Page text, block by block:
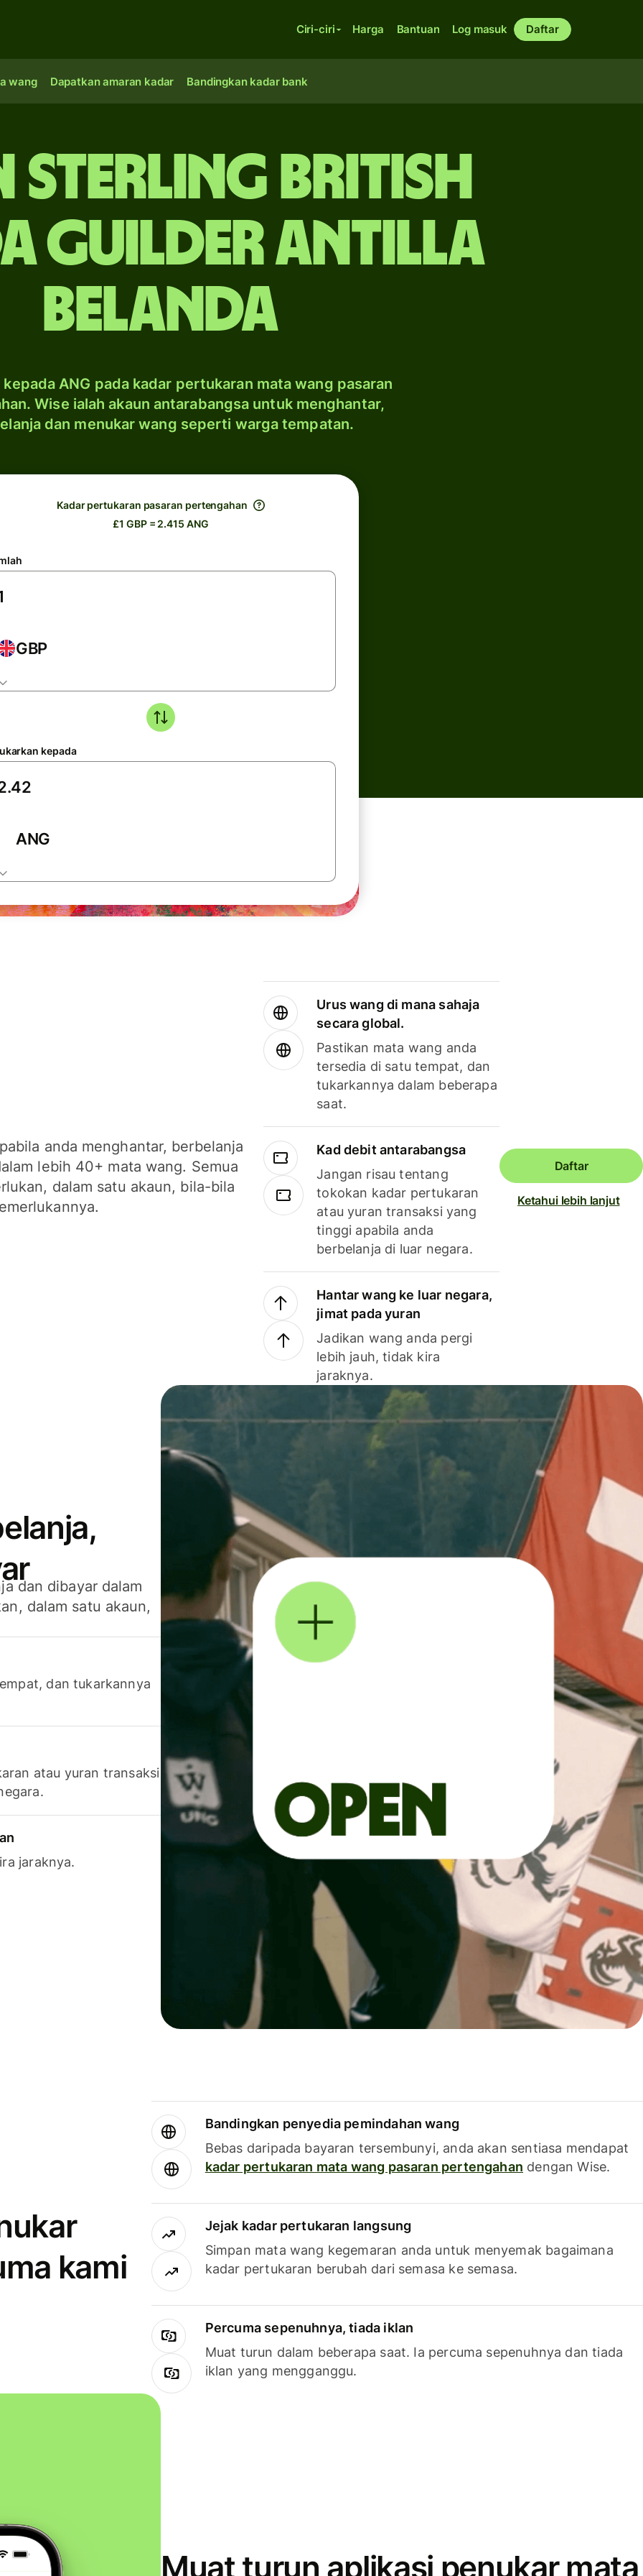
Ciri-ciri Harga Bantuan Log masuk Daftar
wang Dapatkan amaran kadar Bandingkan kadar bank
sterling British
guilder Antilla
Belanda
kepada ANG pada kadar pertukaran mata wang pasaran
Wise ialah akaun antarabangsa untuk menghantar,
dan menukar wang seperti warga tempatan.
Kadar pertukaran pasaran pertengahan
£1 GBP = 2.415 ANG
GBP
kepada
ANG
anda menghantar, berbelanja
lebih 40+ mata wang. Semua
dalam satu akaun, bila-bila
Urus wang di mana sahaja
secara global.
Pastikan mata wang anda
tersedia di satu tempat, dan
tukarkannya dalam beberapa
saat.
Kad debit antarabangsa
Jangan risau tentang
tokokan kadar pertukaran
atau yuran transaksi yang
tinggi apabila anda
berbelanja di luar negara.
Hantar wang ke luar negara,
jimat pada yuran
Jadikan wang anda pergi
lebih jauh, tidak kira
jaraknya.
Daftar
Ketahui lebih lanjut
dan dibayar dalam
dalam satu akaun,
dan tukarkannya
atau yuran transaksi
jaraknya.
kami
Bandingkan penyedia pemindahan wang
Bebas daripada bayaran tersembunyi, anda akan sentiasa mendapat
kadar pertukaran mata wang pasaran pertengahan dengan Wise.
Jejak kadar pertukaran langsung
Simpan mata wang kegemaran anda untuk menyemak bagaimana
kadar pertukaran berubah dari semasa ke semasa.
Percuma sepenuhnya, tiada iklan
Muat turun dalam beberapa saat. Ia percuma sepenuhnya dan tiada
iklan yang mengganggu.
Muat turun aplikasi penukar mata